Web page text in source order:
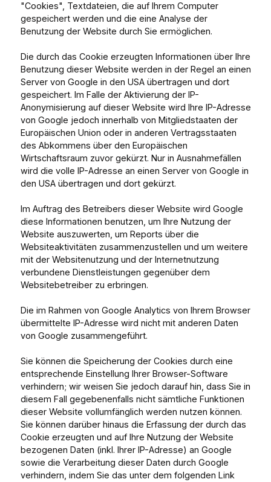
"Cookies", Textdateien, die auf Ihrem Computer
gespeichert werden und die eine Analyse der
Benutzung der Website durch Sie ermöglichen.
Die durch das Cookie erzeugten Informationen über Ihre
Benutzung dieser Website werden in der Regel an einen
Server von Google in den USA übertragen und dort
gespeichert. Im Falle der Aktivierung der IP-
Anonymisierung auf dieser Website wird Ihre IP-Adresse
von Google jedoch innerhalb von Mitgliedstaaten der
Europäischen Union oder in anderen Vertragsstaaten
des Abkommens über den Europäischen
Wirtschaftsraum zuvor gekürzt. Nur in Ausnahmefällen
wird die volle IP-Adresse an einen Server von Google in
den USA übertragen und dort gekürzt.
Im Auftrag des Betreibers dieser Website wird Google
diese Informationen benutzen, um Ihre Nutzung der
Website auszuwerten, um Reports über die
Websiteaktivitäten zusammenzustellen und um weitere
mit der Websitenutzung und der Internetnutzung
verbundene Dienstleistungen gegenüber dem
Websitebetreiber zu erbringen.
Die im Rahmen von Google Analytics von Ihrem Browser
übermittelte IP-Adresse wird nicht mit anderen Daten
von Google zusammengeführt.
Sie können die Speicherung der Cookies durch eine
entsprechende Einstellung Ihrer Browser-Software
verhindern; wir weisen Sie jedoch darauf hin, dass Sie in
diesem Fall gegebenenfalls nicht sämtliche Funktionen
dieser Website vollumfänglich werden nutzen können.
Sie können darüber hinaus die Erfassung der durch das
Cookie erzeugten und auf Ihre Nutzung der Website
bezogenen Daten (inkl. Ihrer IP-Adresse) an Google
sowie die Verarbeitung dieser Daten durch Google
verhindern, indem Sie das unter dem folgenden Link